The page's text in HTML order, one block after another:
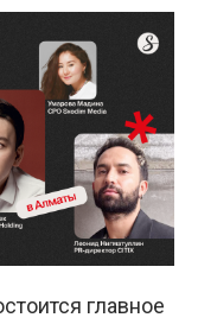
главное